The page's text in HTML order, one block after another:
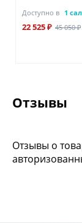
Доступно в 1
22 525 ₽ 45 050 ₽
Отзывы
Отзывы о